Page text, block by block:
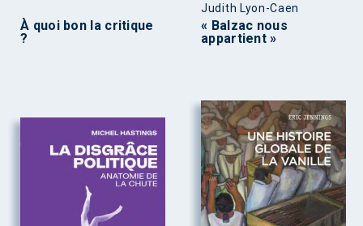
À quoi bon la critique
?
Judith Lyon-Caen
« Balzac nous
appartient »